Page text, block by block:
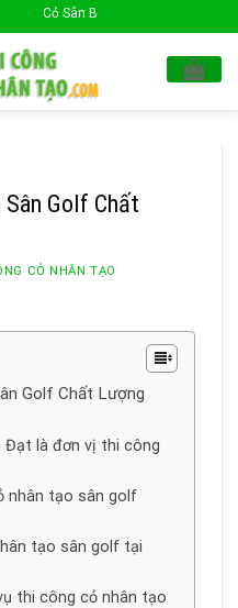
Sân Bóng Xin Chào Quý Khách !
Sân Golf Chất
CỎ NHÂN TẠO
Golf Chất Lượng
Đạt là đơn vị thi công
nhân tạo sân golf
tạo sân golf tại
thi công cỏ nhân tạo